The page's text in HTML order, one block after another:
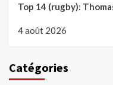
Top 14 (rugby):
4 août 2026
Catégories